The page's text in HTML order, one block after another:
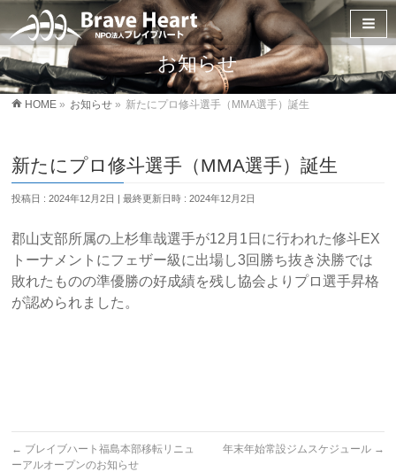
お知らせ
HOME » お知らせ » 新たにプロ修斗選手（MMA選手）誕生
新たにプロ修斗選手（MMA選手）誕生
投稿日 : 2024年12月2日 最終更新日時 : 2024年12月2日
郡山支部所属の上杉隼哉選手が12月1日に行われた修斗EX
トーナメントにフェザー級に出場し3回勝ち抜き決勝では
敗れたものの準優勝の好成績を残し協会よりプロ選手昇格
が認められました。
← ブレイブハート福島本部移転リニュ
ーアルオープンのお知らせ
年末年始常設ジムスケジュール →